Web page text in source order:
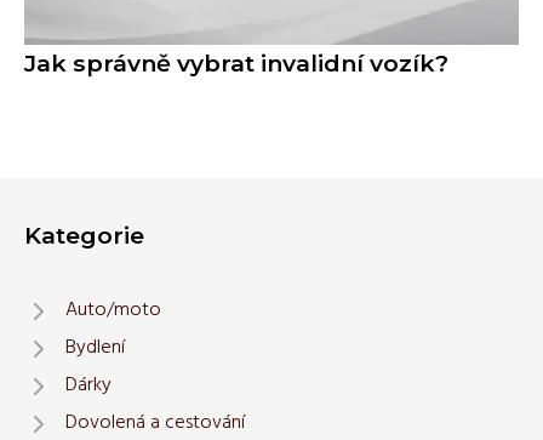
Jak správně vybrat invalidní vozík?
Kategorie
Auto/moto
Bydlení
Dárky
Dovolená a cestování